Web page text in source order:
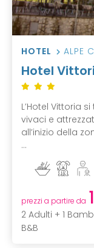
HOTEL ALPE
Hotel
L’Hotel Vittoria
vivaci e
all’inizio della
...
prezzi a partire da
2 Adulti + 1
B&B